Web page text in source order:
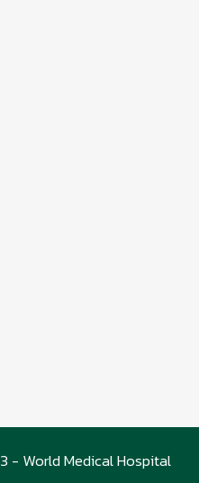
- World Medical Hospital